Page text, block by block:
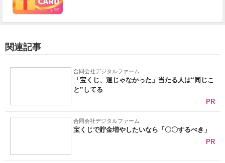
関連記事
合同会社デジタルファーム
「宝くじ、運じゃなかった」当たる人は“同じこ
と”してる
PR
合同会社デジタルファーム
宝くじで貯金増やしたいなら「〇〇するべき」
PR